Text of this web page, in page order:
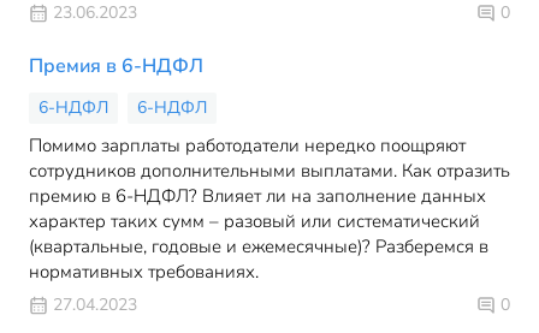
23.06.2023 0
Премия в 6-НДФЛ
6-НДФЛ 6-НДФЛ
Помимо зарплаты работодатели нередко поощряют
сотрудников дополнительными выплатами. Как отразить
премию в 6-НДФЛ? Влияет ли на заполнение данных
характер таких сумм – разовый или систематический
(квартальные, годовые и ежемесячные)? Разберемся в
нормативных требованиях.
27.04.2023 0